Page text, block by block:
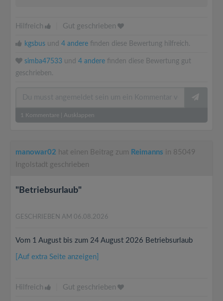
Hilfreich Gut geschrieben
kgsbus und 4 andere finden diese Bewertung hilfreich.
simba47533 und 4 andere finden diese Bewertung gut
geschrieben.
1 Kommentare Ausklappen
manowar02 hat einen Beitrag zum Reimanns in 85049
Ingolstadt geschrieben
"Betriebsurlaub"
GESCHRIEBEN AM 06.08.2026
Vom 1 August bis zum 24 August 2026 Betriebsurlaub
[Auf extra Seite anzeigen]
Hilfreich Gut geschrieben